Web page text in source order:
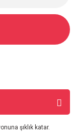
şıklık katar.